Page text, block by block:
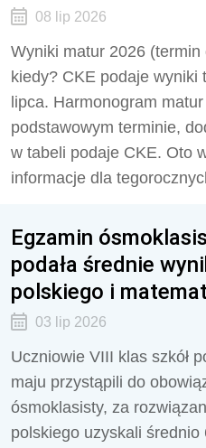
08 lip 2026
Wyniki matur 2026 (termin
kiedy? CKE podaje wyniki
lipca. Harmonogram
podstawowym terminie,
w tabeli podaje CKE. Oto
informacje dla
Egzamin
podała średnie
polskiego i
03 lip 2026
Uczniowie VIII klas szkół
maju przystąpili do
ósmoklasisty, za
polskiego uzyskali średnio